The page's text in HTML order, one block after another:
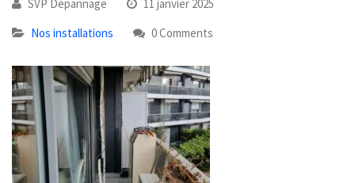
SVP Dépannage
11 janvier 2025
Nos installations
0 Comments